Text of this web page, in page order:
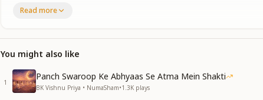
जो भी करना है अब है अत करें कब करें न कहना है
अब खुद को सर्व खजानों से सम्पन्न बनाना है
जितना भी बाबा से प्यार है अपना परिवार से भी प्यार हो उतना
सब की दुआओं का मिलता खजाना
दुआओं की अनुभूति हर पल है करना
Read more
You might also like
1
Panch Swaroop Ke Abhyaas Se Atma Mein Shakti
BK Vishnu Priya • NumaSham•1.3K plays